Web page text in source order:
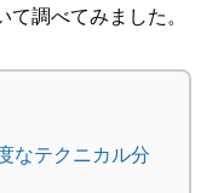
調べてみました。
なテクニカル分